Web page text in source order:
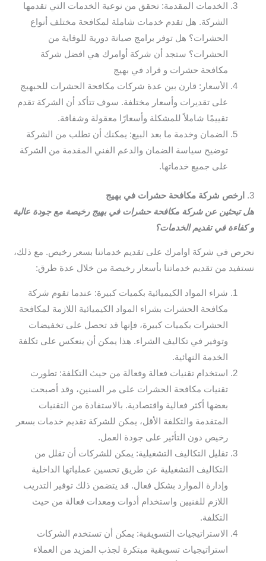
الخدمات المقدمة: تحقق من نوعية الخدمات التي تقدمها
الشركة. هل تقدم خدمات شاملة لمكافحة مختلف أنواع
الحشرات؟ هل توفر برامج صيانة دورية للوقاية من
الحشرات؟ ستجد أن شركة أوامرك هي افضل شركة
مكافحة حشرات و قراد في بهيج
الأسعار: قارن بين عدة شركات مكافحة الحشرات للحبهيج
على تقديرات وأسعار مختلفة. سوف تتأكد أن الشركة تقدم
تقييمًا شاملاً للمشكلة وأسعارًا معقولة وشفافة.
الضمان وخدمة ما بعد البيع: يمكنك أن تطلب من الشركة
توضيح سياسة الضمان والدعم الفني المقدمة من الشركة
على جميع خدماتها.
3.
ارخص شركة مكافحة حشرات في بهيج
هل تبحثين عن شركة مكافحة حشرات في بهيج رخيصة مع جودة عالية
و كفاءة في تقديم الخدمات؟
نحرص في شركة اوامرك على تقديم خدماتنا بسعر رخيص. مع ذلك،
نستفيد من تقديم خدماتنا بأسعار رخيصة من خلال عدة طرق:
شراء المواد الكيميائية بكميات كبيرة: عندما تقوم شركة
مكافحة الحشرات بشراء المواد الكيميائية اللازمة لمكافحة
الحشرات بكميات كبيرة، فإنها قد تحصل على تخفيضات
وتوفير في تكاليف الشراء. هذا يمكن أن ينعكس على تكلفة
الخدمة النهائية.
استخدام تقنيات فعالة وفعالة من حيث التكلفة: تطورت
تقنيات مكافحة الحشرات على مر السنين، وقد أصبحت
بعضها أكثر فعالية واقتصادية. بالاستفادة من التقنيات
المتقدمة والتكلفة الأقل، يمكن للشركة تقديم خدمات بسعر
رخيص دون التأثير على جودة العمل.
تقليل التكاليف التشغيلية: يمكن للشركات أن تقلل من
التكاليف التشغيلية عن طريق تحسين عملياتها الداخلية
وإدارة الموارد بشكل فعال. قد يتضمن ذلك توفير التدريب
اللازم للفنيين واستخدام أدوات ومعدات فعالة من حيث
التكلفة.
الاستراتيجيات التسويقية: يمكن أن تستخدم الشركات
استراتيجيات تسويقية مبتكرة لجذب المزيد من العملاء